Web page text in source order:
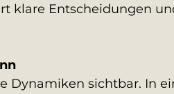
klare Entscheidungen
Dynamiken sichtbar. In